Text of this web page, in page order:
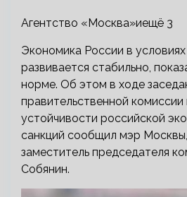
Агентство «Москва»иещё 3
Экономика России в условиях
развивается стабильно,
норме. Об этом в ходе
правительственной
устойчивости российской
санкций сообщил мэр
заместитель председателя
Собянин.